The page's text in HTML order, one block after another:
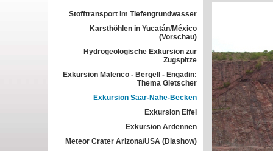
Stofftransport im Tiefengrundwasser
Karsthöhlen in Yucatán/México
(Vorschau)
Hydrogeologische Exkursion zur
Zugspitze
Exkursion Malenco - Bergell - Engadin:
Thema Gletscher
Exkursion Saar-Nahe-Becken
Exkursion Eifel
Exkursion Ardennen
Meteor Crater Arizona/USA (Diashow)